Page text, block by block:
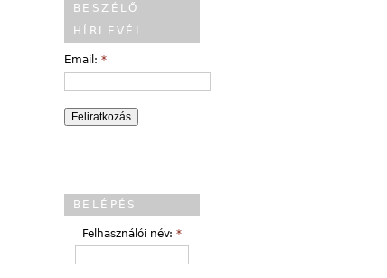
BESZÉLŐ
HÍRLEVÉL
Email: *
BELÉPÉS
Felhasználói név: *